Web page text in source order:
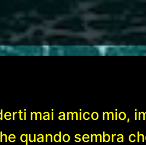
mai amico mio,
quando sembra